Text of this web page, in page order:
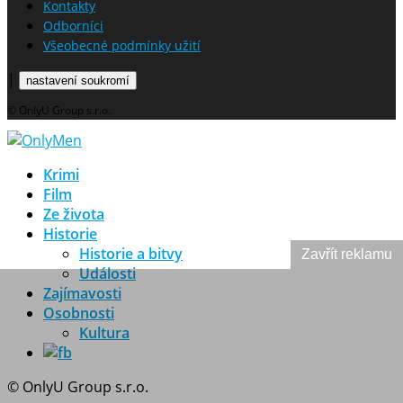
Kontakty
Odborníci
Všeobecné podmínky užití
| nastavení soukromí
© OnlyU Group s.r.o.
Krimi
Film
Ze života
Historie
Historie a bitvy
Události
Zajímavosti
Osobnosti
Kultura
© OnlyU Group s.r.o.
Zavřít reklamu